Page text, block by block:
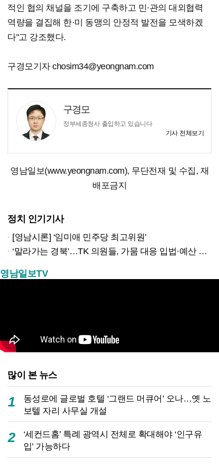
적인 협의 채널을 조기에 구축하고 민·관의 대외협력
역량을 결집해 한·미 동맹의 안정적 발전을 모색하겠
다"고 강조했다.
구경모기자 chosim34@yeongnam.com
구경모
정부세종청사 출입하고 있습니다
기사 전체보기
영남일보(www.yeongnam.com), 무단전재 및 수집, 재
배포금지
정치 인기기사
[영남시론] ‘임미애 민주당 최고위원’
‘말라가는 경북’…TK 의원들, 가뭄 대응 입법·예산 확보 나선다
영남일보TV
많이 본 뉴스
1
동성로에 글로벌 호텔 ‘그랜드 머큐어’ 오나…옛 노
보텔 자리 사무실 개설
2
‘세컨드홈’ 특례 광역시 전체로 확대해야 ‘인구유
입’ 가능하다